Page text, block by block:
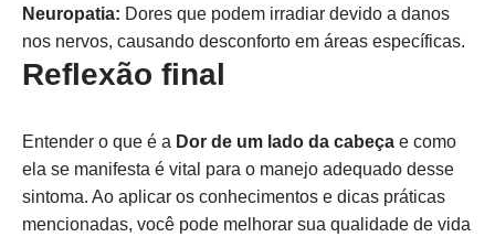
Neuropatia: Dores que podem irradiar devido a danos
nos nervos, causando desconforto em áreas específicas.
Reflexão final
Entender o que é a Dor de um lado da cabeça e como
ela se manifesta é vital para o manejo adequado desse
sintoma. Ao aplicar os conhecimentos e dicas práticas
mencionadas, você pode melhorar sua qualidade de vida